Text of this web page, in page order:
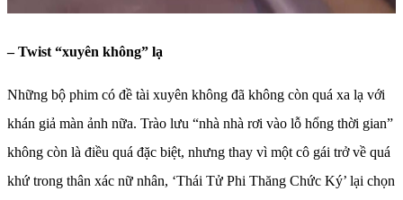
– Twist “xuyên không” lạ
Những bộ phim có đề tài xuyên không đã không còn quá xa lạ với
khán giả màn ảnh nữa. Trào lưu “nhà nhà rơi vào lỗ hổng thời gian”
không còn là điều quá đặc biệt, nhưng thay vì một cô gái trở về quá
khứ trong thân xác nữ nhân, ‘Thái Tử Phi Thăng Chức Ký’ lại chọn